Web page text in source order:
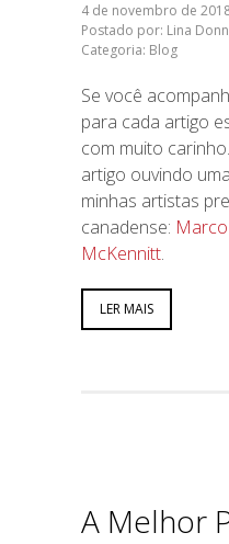
4 de novembro de
Postado por: Lina
Categoria: Blog
Se você
para cada artigo
com muito
artigo ouvindo
minhas artistas
canadense:
McKennitt.
LER MAIS
A Melhor